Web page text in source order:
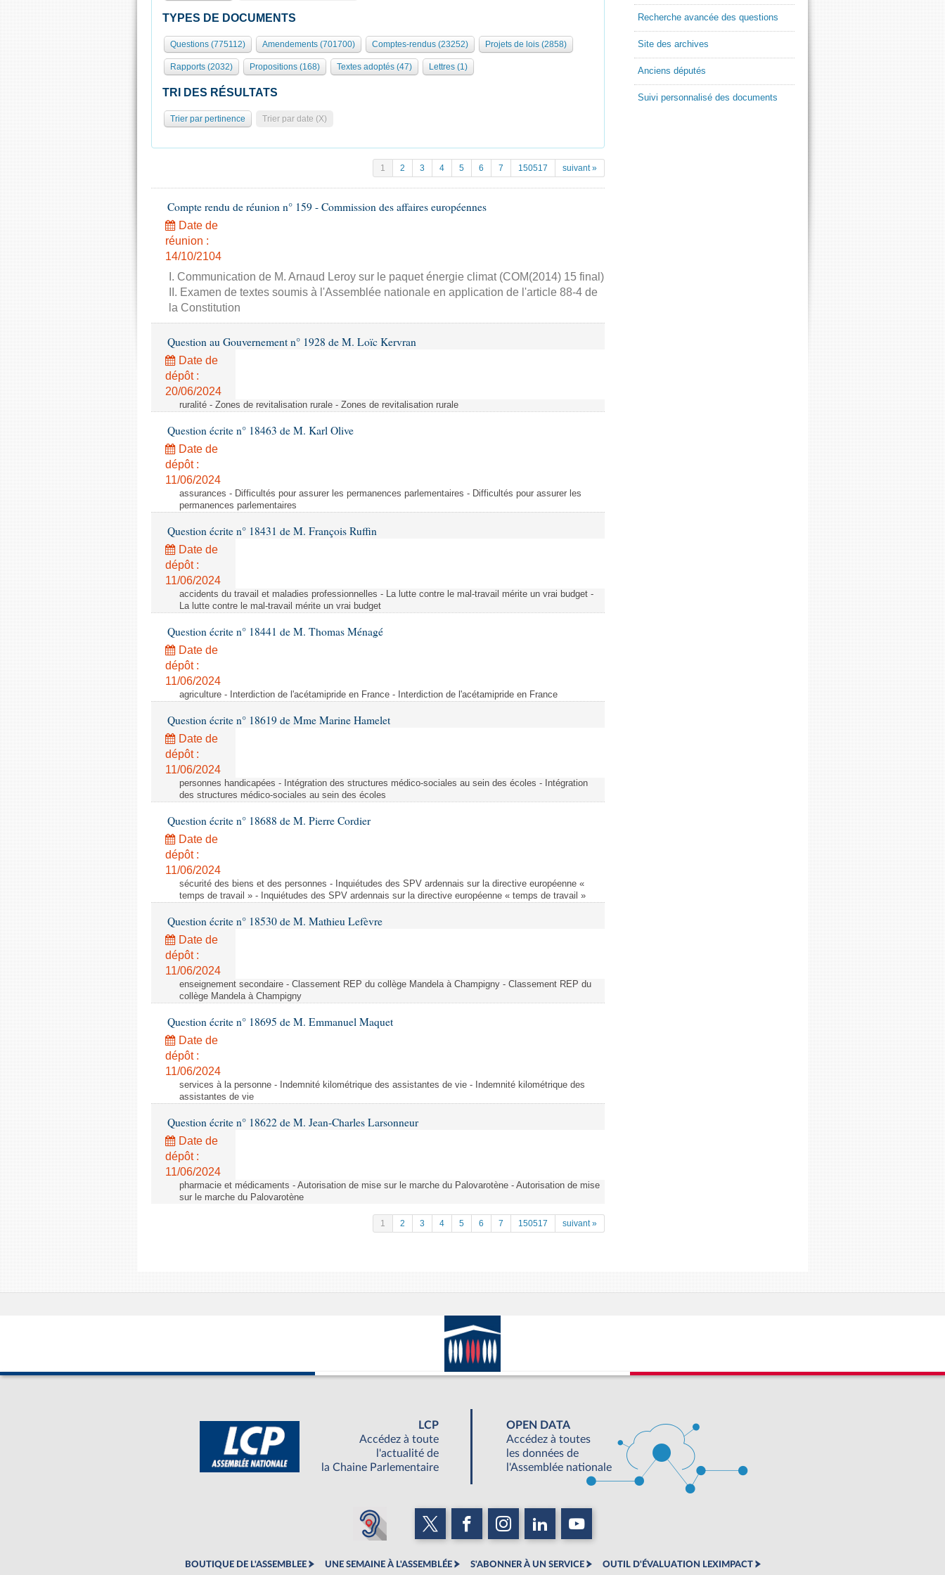
TYPES DE DOCUMENTS
Questions (775112) Amendements (701700) Comptes-rendus (23252) Projets de lois (2858)
Rapports (2032) Propositions (168) Textes adoptés (47) Lettres (1)
TRI DES RÉSULTATS
Trier par pertinence Trier par date (X)
1 2 3 4 5 6 7 150517 suivant »
Compte rendu de réunion n° 159 - Commission des affaires européennes
Date de
réunion :
14/10/2104
I. Communication de M. Arnaud Leroy sur le paquet énergie climat (COM(2014) 15 final)
II. Examen de textes soumis à l'Assemblée nationale en application de l'article 88-4 de
la Constitution
Question au Gouvernement n° 1928 de M. Loïc Kervran
Date de
dépôt :
20/06/2024
ruralité - Zones de revitalisation rurale - Zones de revitalisation rurale
Question écrite n° 18463 de M. Karl Olive
Date de
dépôt :
11/06/2024
assurances - Difficultés pour assurer les permanences parlementaires - Difficultés pour assurer les
permanences parlementaires
Question écrite n° 18431 de M. François Ruffin
Date de
dépôt :
11/06/2024
accidents du travail et maladies professionnelles - La lutte contre le mal-travail mérite un vrai budget -
La lutte contre le mal-travail mérite un vrai budget
Question écrite n° 18441 de M. Thomas Ménagé
Date de
dépôt :
11/06/2024
agriculture - Interdiction de l'acétamipride en France - Interdiction de l'acétamipride en France
Question écrite n° 18619 de Mme Marine Hamelet
Date de
dépôt :
11/06/2024
personnes handicapées - Intégration des structures médico-sociales au sein des écoles - Intégration
des structures médico-sociales au sein des écoles
Question écrite n° 18688 de M. Pierre Cordier
Date de
dépôt :
11/06/2024
sécurité des biens et des personnes - Inquiétudes des SPV ardennais sur la directive européenne «
temps de travail » - Inquiétudes des SPV ardennais sur la directive européenne « temps de travail »
Question écrite n° 18530 de M. Mathieu Lefèvre
Date de
dépôt :
11/06/2024
enseignement secondaire - Classement REP du collège Mandela à Champigny - Classement REP du
collège Mandela à Champigny
Question écrite n° 18695 de M. Emmanuel Maquet
Date de
dépôt :
11/06/2024
services à la personne - Indemnité kilométrique des assistantes de vie - Indemnité kilométrique des
assistantes de vie
Question écrite n° 18622 de M. Jean-Charles Larsonneur
Date de
dépôt :
11/06/2024
pharmacie et médicaments - Autorisation de mise sur le marche du Palovarotène - Autorisation de mise
sur le marche du Palovarotène
1 2 3 4 5 6 7 150517 suivant »
Recherche avancée des questions
Site des archives
Anciens députés
Suivi personnalisé des documents
LCP
Accédez à toute
l'actualité de
la Chaine Parlementaire
OPEN DATA
Accédez à toutes
les données de
l'Assemblée nationale
BOUTIQUE DE L'ASSEMBLEE UNE SEMAINE À L'ASSEMBLÉE S'ABONNER À UN SERVICE OUTIL D'ÉVALUATION LEXIMPACT